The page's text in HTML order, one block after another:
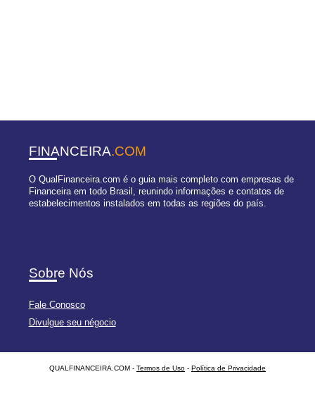
FINANCEIRA.COM
O QualFinanceira.com é o guia mais completo com empresas de
Financeira em todo Brasil, reunindo informações e contatos de
estabelecimentos instalados em todas as regiões do país.
Sobre Nós
Fale Conosco
Divulgue seu négocio
QUALFINANCEIRA.COM - Termos de Uso - Política de Privacidade